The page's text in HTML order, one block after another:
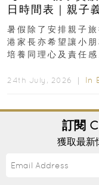
日時間表｜親子
暑假除了安排親子
港家長亦希望讓小
培養同理心及責任
24th July, 2026 ｜ In
訂閱
獲取最新